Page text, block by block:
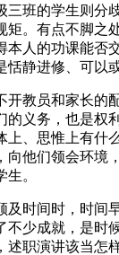
三班的学生则分
矩。有点不脚之
本人的功课能否
恬静进修、可以
教员和家长的
的义务，也是权
上、思惟上有什
向他们领会环境
。
时间时，时间
不少成就，是时
述职演讲该当怎